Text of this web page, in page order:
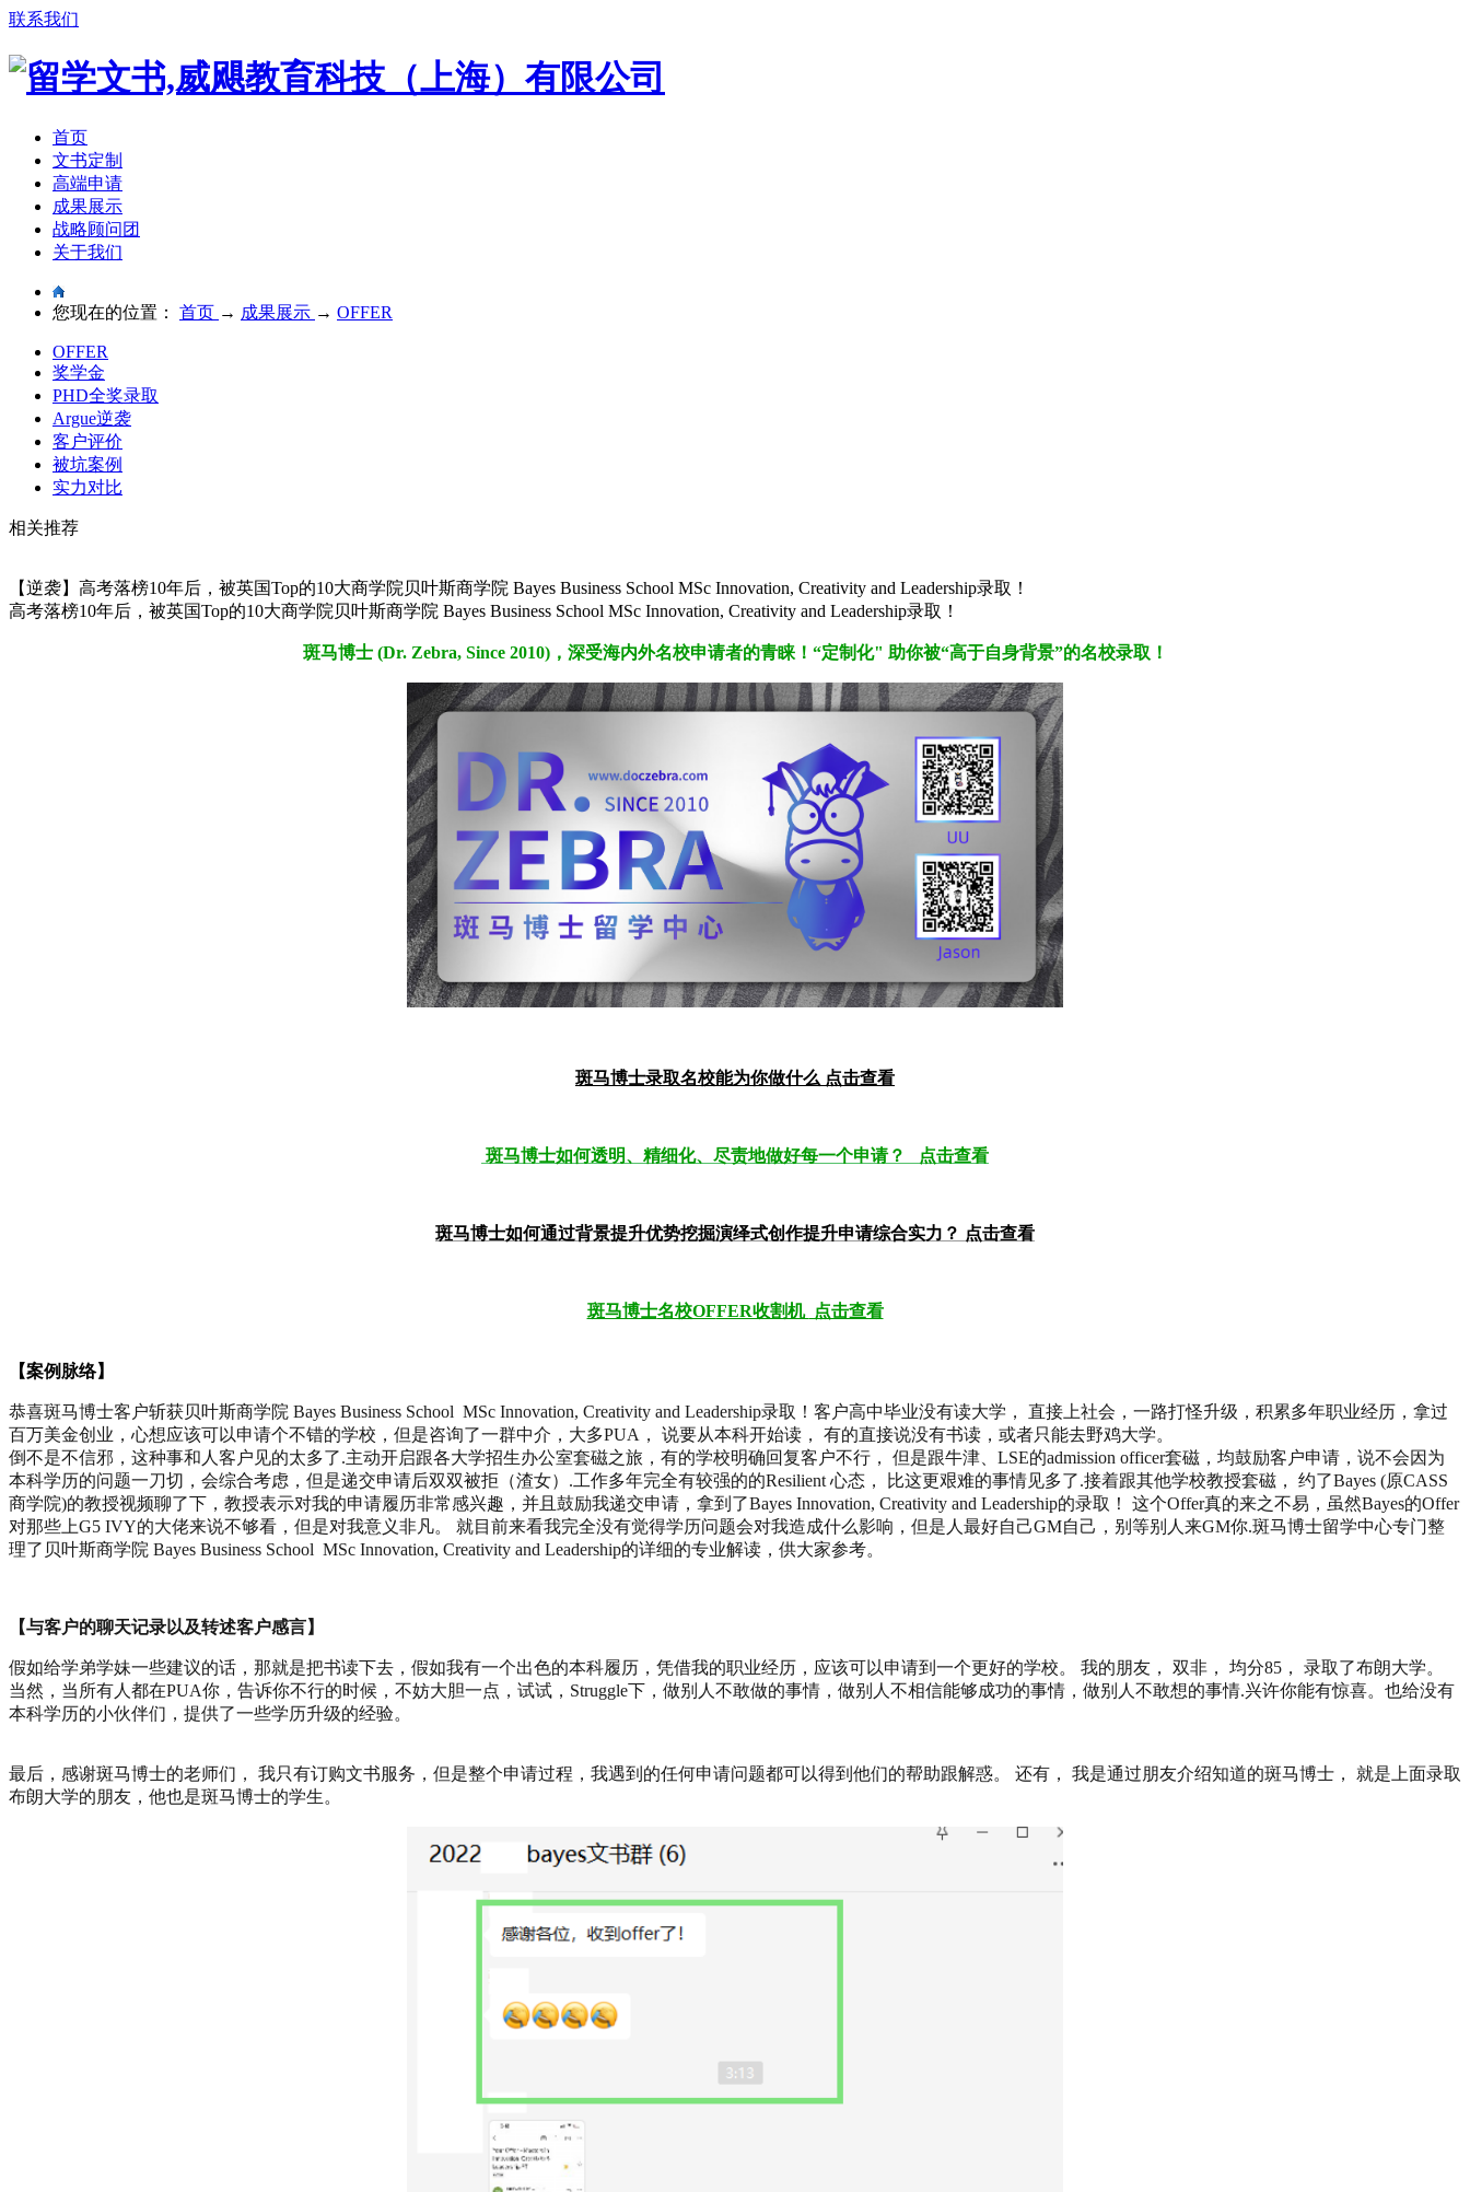
联系我们
首页
文书定制
高端申请
成果展示
战略顾问团
关于我们
您现在的位置： 首页 → 成果展示 → OFFER
OFFER
奖学金
PHD全奖录取
Argue逆袭
客户评价
被坑案例
实力对比
相关推荐
【逆袭】高考落榜10年后，被英国Top的10大商学院贝叶斯商学院 Bayes Business School MSc Innovation, Creativity and Leadership录取！
高考落榜10年后，被英国Top的10大商学院贝叶斯商学院 Bayes Business School MSc Innovation, Creativity and Leadership录取！
斑马博士 (Dr. Zebra, Since 2010)， 深受海内外名校申请者的青睐！“定制化" 助你被“高于自身背景”的名校录取 ！
斑马博士录取名校能为你做什么 点击查看
斑马博士如何透明、精细化、尽责地做好每一个申请？ 点击查看
斑马博士如何通过背景提升优势挖掘演绎式创作提升申请综合实力？ 点击查看
斑马博士名校OFFER收割机 点击查看
【案例脉络】
恭喜斑马博士客户斩获贝叶斯商学院 Bayes Business School MSc Innovation, Creativity and Leadership录取！客户高中毕业没有读大学， 直接上社会，一路打怪升级，积累多年职业经历，拿过
百万美金创业，心想应该可以申请个不错的学校，但是咨询了一群中介，大多PUA， 说要从本科开始读， 有的直接说没有书读，或者只能去野鸡大学。
倒不是不信邪，这种事和人客户见的太多了.主动开启跟各大学招生办公室套磁之旅，有的学校明确回复客户不行， 但是跟牛津、LSE的admission officer套磁，均鼓励客户申请，说不会因为
本科学历的问题一刀切，会综合考虑，但是递交申请后双双被拒（渣女）.工作多年完全有较强的的Resilient 心态， 比这更艰难的事情见多了.接着跟其他学校教授套磁， 约了Bayes (原CASS
商学院)的教授视频聊了下，教授表示对我的申请履历非常感兴趣，并且鼓励我递交申请，拿到了Bayes Innovation, Creativity and Leadership的录取！ 这个Offer真的来之不易，虽然Bayes的Offer
对那些上G5 IVY的大佬来说不够看，但是对我意义非凡。 就目前来看我完全没有觉得学历问题会对我造成什么影响，但是人最好自己GM自己，别等别人来GM你.斑马博士留学中心专门整
理了贝叶斯商学院 Bayes Business School MSc Innovation, Creativity and Leadership的详细的专业解读，供大家参考。
【与客户的聊天记录以及转述客户感言】
假如给学弟学妹一些建议的话，那就是把书读下去，假如我有一个出色的本科履历，凭借我的职业经历，应该可以申请到一个更好的学校。 我的朋友， 双非， 均分85， 录取了布朗大学。
当然，当所有人都在PUA你，告诉你不行的时候，不妨大胆一点，试试，Struggle下，做别人不敢做的事情，做别人不相信能够成功的事情，做别人不敢想的事情.兴许你能有惊喜。也给没有
本科学历的小伙伴们，提供了一些学历升级的经验。
最后，感谢斑马博士的老师们， 我只有订购文书服务，但是整个申请过程，我遇到的任何申请问题都可以得到他们的帮助跟解惑。 还有， 我是通过朋友介绍知道的斑马博士， 就是上面录取
布朗大学的朋友，他也是斑马博士的学生。